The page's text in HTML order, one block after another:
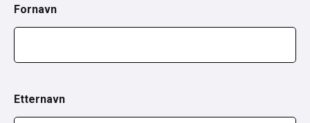
Fornavn
Etternavn